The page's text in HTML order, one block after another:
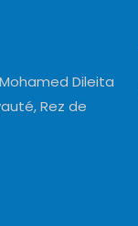
Dileita
Rez de